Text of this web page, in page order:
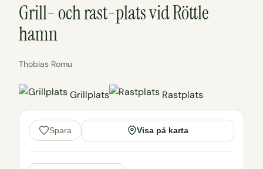
Grill- och rast-plats vid Röttle
hamn
Thobias Romu
Grillplats Rastplats
Spara Visa på karta